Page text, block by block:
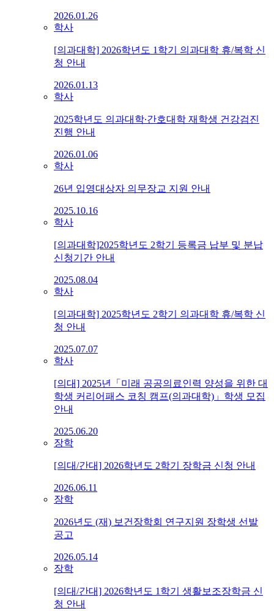
2026.01.26
학사
[의과대학] 2026학년도 1학기 의과대학 휴/복학 신
청 안내
2026.01.13
학사
2025학년도 의과대학∙간호대학 재학생 건강검진
진행 안내
2026.01.06
학사
26년 입영대상자 의무장교 지원 안내
2025.10.16
학사
[의과대학]2025학년도 2학기 등록금 납부 및 분납
신청기간 안내
2025.08.04
학사
[의과대학] 2025학년도 2학기 의과대학 휴/복학 신
청 안내
2025.07.07
학사
[의대] 2025년「미래 공공의료인력 양성을 위한 대
학생 커리어패스 코칭 캠프(의과대학)」학생 모집
안내
2025.06.20
장학
[의대/간대] 2026학년도 2학기 장학금 신청 안내
2026.06.11
장학
2026년도 (재) 보건장학회 연구지원 장학생 선발
공고
2026.05.14
장학
[의대/간대] 2026학년도 1학기 생활보조장학금 신
청 안내